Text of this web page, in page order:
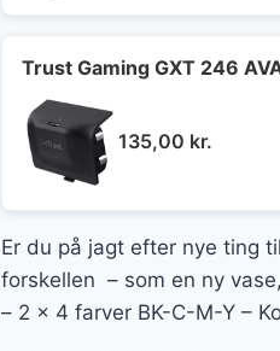
Trust Gaming GXT 246
135,00 kr.
Er du på jagt efter nye ting
forskellen – som en ny
– 2 x 4 farver BK-C-M-Y –